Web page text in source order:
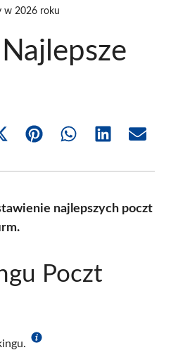
w 2026 roku
Share Share Share Share
najlepszych poczt
Poczt